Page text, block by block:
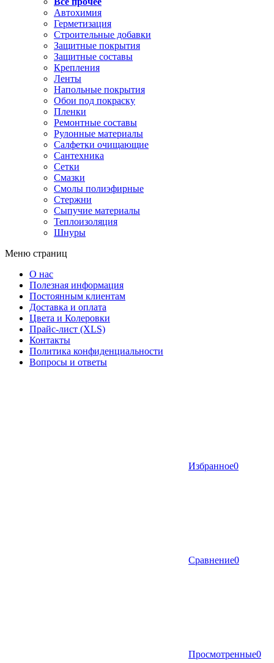
Автохимия
Герметизация
Строительные добавки
Защитные покрытия
Защитные составы
Крепления
Ленты
Напольные покрытия
Обои под покраску
Пленки
Ремонтные составы
Рулонные материалы
Салфетки очищающие
Сантехника
Сетки
Смазки
Смолы полиэфирные
Стержни
Сыпучие материалы
Теплоизоляция
Шнуры
Меню страниц
О нас
Полезная информация
Постоянным клиентам
Доставка и оплата
Цвета и Колеровки
Прайс-лист (XLS)
Контакты
Политика конфиденциальности
Вопросы и ответы
Избранное0
Сравнение0
Просмотренные0